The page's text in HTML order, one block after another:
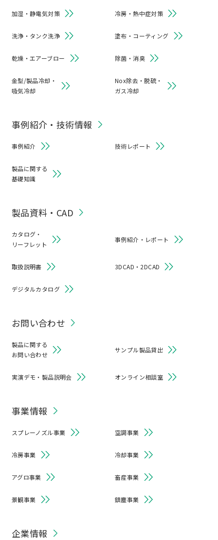
加湿・静電気対策 冷房・熱中症対策
洗浄・タンク洗浄 塗布・コーティング
乾燥・エアーブロー 除菌・消臭
金型/製品冷却・
吸気冷却
Nox除去・脱硫・
ガス冷却
事例紹介・技術情報
事例紹介 技術レポート
製品に関する
基礎知識
製品資料・CAD
カタログ・
リーフレット
事例紹介・レポート
取扱説明書 3DCAD・2DCAD
デジタルカタログ
お問い合わせ
製品に関する
お問い合わせ
サンプル製品貸出
実演デモ・製品説明会 オンライン相談室
事業情報
スプレーノズル事業 空調事業
冷房事業 冷却事業
アグロ事業 畜産事業
景観事業 鎮塵事業
企業情報